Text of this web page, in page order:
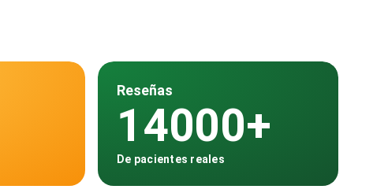
Reseñas
14000+
De pacientes reales